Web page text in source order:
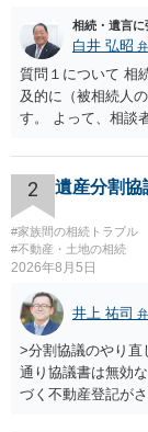
相続・遺言に
白井 弘昭
質問１について 相
及的に（被相続人
す。 よって、相談
理証明を家庭裁判
してください。
ば、第１回期日は
があり出席できな
はないので、ｍｉ
限までに届けばよ
にお問い合わせく
2 遺産分割協
#家族間の相続トラブル
#不動産・土地の相続
2026年8月5日
井上 祐司
>分割協議のやり直
通り協議書は無効
づく不動産登記が